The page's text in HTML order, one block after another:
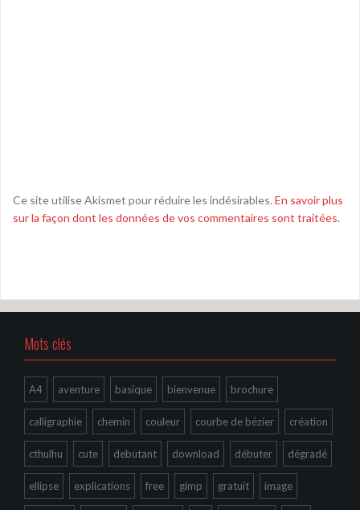
Ce site utilise Akismet pour réduire les indésirables. En savoir plus
sur la façon dont les données de vos commentaires sont traitées.
Mots clés
A4 aventure basique bienvenue brochure
calligraphie chemin couleur courbe de bézier création
cthulhu cute debutant download débuter dégradé
ellipse explications free gimp gratuit image